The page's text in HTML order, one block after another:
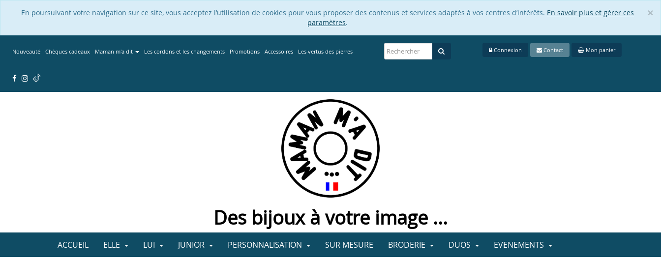
×
En poursuivant votre navigation sur ce site, vous acceptez l’utilisation de cookies pour vous proposer des contenus et services adaptés à vos centres d’intérêts. En savoir plus et gérer ces
paramètres.
Nouveauté Chèques cadeaux Maman m'a dit Les cordons et les changements Promotions Accessoires Les vertus des pierres Connexion Contact Mon panier
Des bijoux à votre image ...
ACCUEIL ELLE LUI JUNIOR PERSONNALISATION SUR MESURE BRODERIE DUOS EVENEMENTS